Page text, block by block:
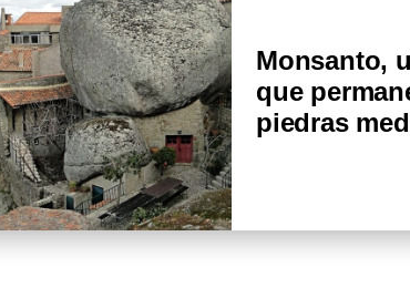
Monsanto,
que
piedras